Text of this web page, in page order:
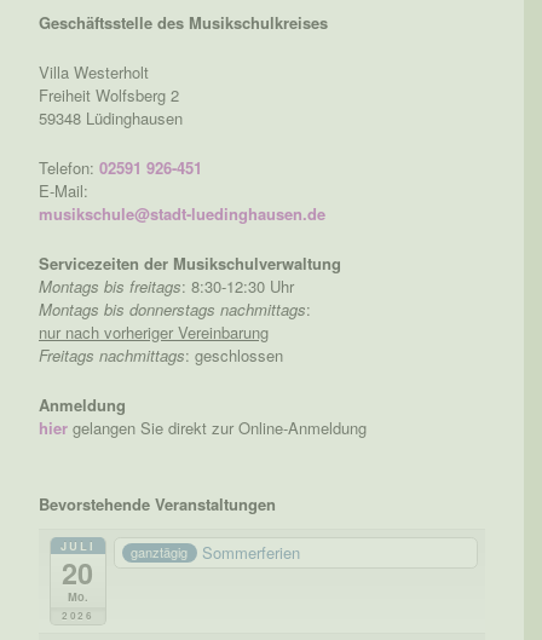
Geschäftsstelle des Musikschulkreises
Villa Westerholt
Freiheit Wolfsberg 2
59348 Lüdinghausen
Telefon: 02591 926-451
E-Mail:
musikschule@stadt-luedinghausen.de
Servicezeiten der Musikschulverwaltung
Montags bis freitags: 8:30-12:30 Uhr
Montags bis donnerstags nachmittags:
nur nach vorheriger Vereinbarung
Freitags nachmittags: geschlossen
Anmeldung
hier gelangen Sie direkt zur Online-Anmeldung
Bevorstehende Veranstaltungen
JULI
20
Mo.
2026
ganztägig Sommerferien